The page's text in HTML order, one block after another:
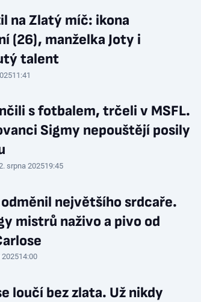
na Zlatý míč: ikona
(26), manželka Joty i
talent
11:41
s fotbalem, trčeli v MSFL.
Sigmy nepouštějí posily
srpna 202519:45
největšího srdcaře.
mistrů naživo a pivo od
202514:00
loučí bez zlata. Už nikdy